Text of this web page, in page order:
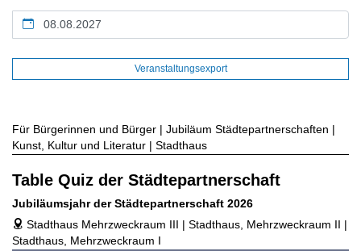
Kalendertag
Veranstaltungsexport
Für Bürgerinnen und Bürger | Jubiläum Städtepartnerschaften |
Kunst, Kultur und Literatur | Stadthaus
Table Quiz der Städtepartnerschaft
Jubiläumsjahr der Städtepartnerschaft 2026
address Stadthaus Mehrzweckraum III | Stadthaus, Mehrzweckraum II |
Stadthaus, Mehrzweckraum I